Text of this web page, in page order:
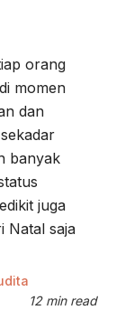
orang
momen
dan
banyak
juga
Natal saja
12 min read